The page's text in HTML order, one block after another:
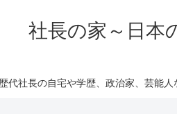
社長の家～日本
代社長の自宅や学歴、政治家、芸能人